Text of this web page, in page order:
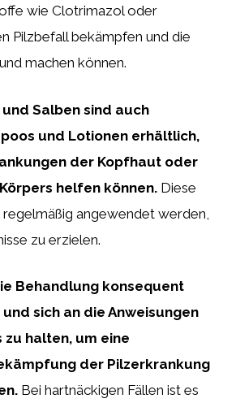
wie Clotrimazol oder
Pilzbefall bekämpfen und die
machen können.
Salben sind auch
und Lotionen erhältlich,
der Kopfhaut oder
helfen können. Diese
angewendet werden,
zu erzielen.
Behandlung konsequent
sich an die Anweisungen
halten, um eine
der Pilzerkrankung
Bei hartnäckigen Fällen ist es